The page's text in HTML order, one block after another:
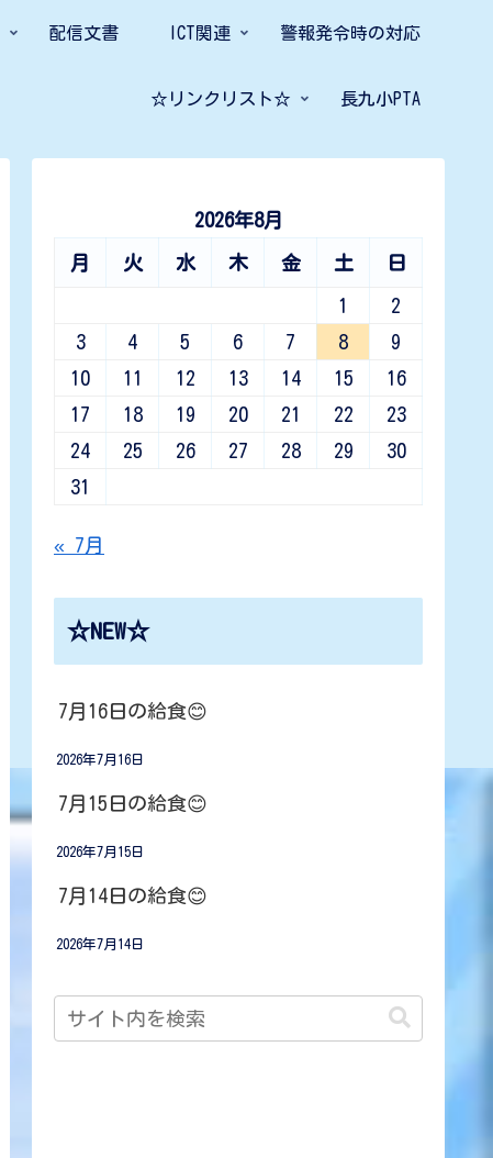
配信文書 ICT関連 警報発令時の対応
☆リンクリスト☆ 長九小PTA
2026年8月
月 火 水 木 金 土 日
1
2
3
4 5 6 7 8
9
10
11 12 13 14 15
16
17
18 19 20 21 22
23
24
25 26 27 28 29
30
31
« 7月
☆NEW☆
7月16日の給食😊
2026年7月16日
7月15日の給食😊
2026年7月15日
7月14日の給食😊
2026年7月14日